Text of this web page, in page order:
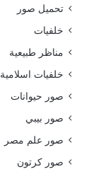
تحميل صور
خلفيات
مناظر طبيعية
خلفيات اسلامية
صور حيوانات
صور بيبي
صور علم مصر
صور كرتون